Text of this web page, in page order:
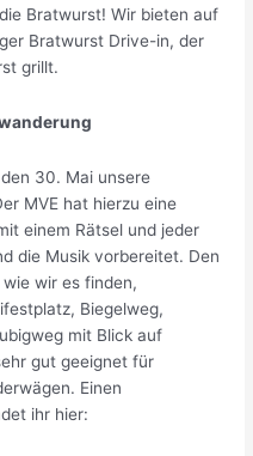
Bratwurst! Wir bieten auf
Bratwurst Drive-in, der
grillt.
30. Mai unsere
MVE hat hierzu eine
einem Rätsel und jeder
die Musik vorbereitet. Den
wir es finden,
Biegelweg,
mit Blick auf
gut geeignet für
Einen
ihr hier: